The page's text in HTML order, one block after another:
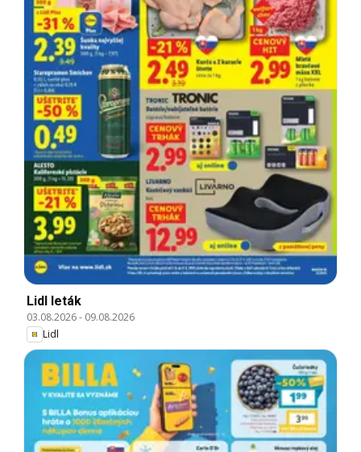
Lidl leták
03.08.2026- 09.08.2026
Lidl